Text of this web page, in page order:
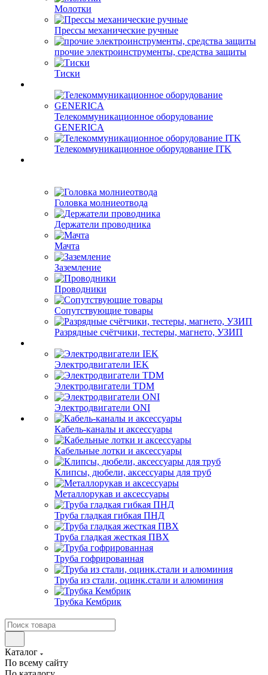
Молотки
Прессы механические ручные
прочие электроинструменты, средства защиты
Тиски
Телекоммуникационное оборудование
GENERICA
Телекоммуникационное оборудование ITK
Головка молниеотвода
Держатели проводника
Мачта
Заземление
Проводники
Сопутствующие товары
Разрядные счётчики, тестеры, магнето, УЗИП
Электродвигатели IEK
Электродвигатели TDM
Электродвигатели ONI
Кабель-каналы и аксессуары
Кабельные лотки и аксессуары
Клипсы, дюбели, аксессуары для труб
Металлорукав и аксессуары
Труба гладкая гибкая ПНД
Труба гладкая жесткая ПВХ
Труба гофрированная
Труба из стали, оцинк.стали и алюминия
Трубка Кембрик
Каталог
По всему сайту